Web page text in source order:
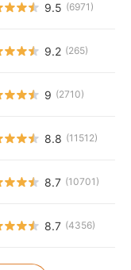
9.5 (6971)
9.2 (265)
9 (2710)
8.8 (11512)
8.7 (10701)
8.7 (4356)